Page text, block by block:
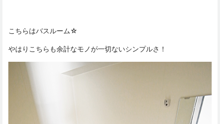
こちらはバスルーム☆
やはりこちらも余計なモノが一切ないシンプルさ！